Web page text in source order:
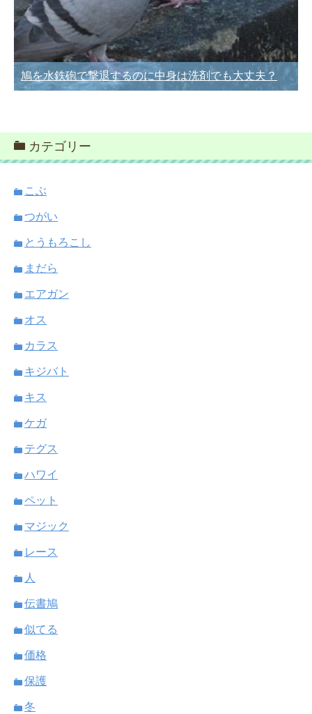
鳩を水鉄砲で撃退するのに中身は洗剤でも大丈夫？
カテゴリー
こぶ
つがい
とうもろこし
まだら
エアガン
オス
カラス
キジバト
キス
ケガ
テグス
ハワイ
ペット
マジック
レース
人
伝書鳩
似てる
価格
保護
冬